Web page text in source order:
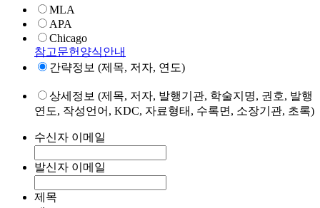
MLA
APA
Chicago
참고문헌양식안내
간략정보 (제목, 저자, 연도)
상세정보 (제목, 저자, 발행기관, 학술지명, 권호, 발행
연도, 작성언어, KDC, 자료형태, 수록면, 소장기관, 초록)
수신자 이메일
발신자 이메일
제목